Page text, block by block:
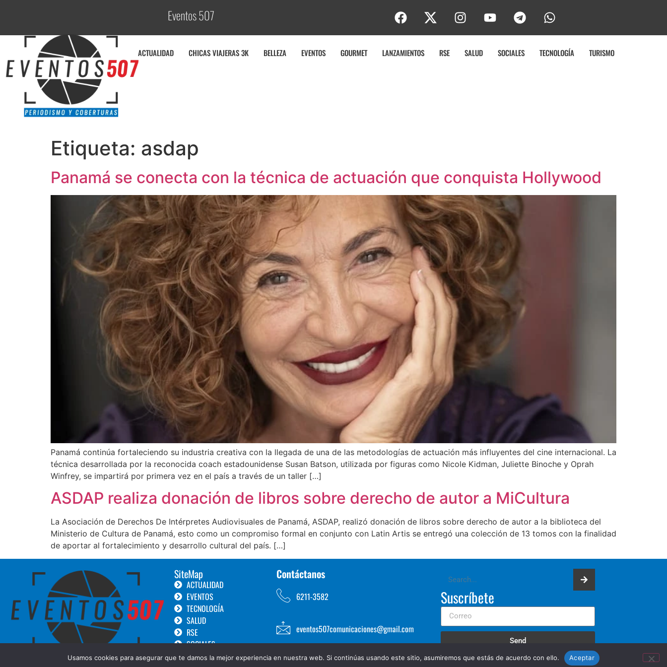
Eventos 507C
ACTUALIDAD CHICAS VIAJERAS 3K BELLEZA EVENTOS GOURMET LANZAMIENTOS RSE SALUD SOCIALES TECNOLOGÍA TURISMO
Etiqueta: asdap
Panamá se conecta con la técnica de actuación que conquista Hollywood
Panamá continúa fortaleciendo su industria creativa con la llegada de una de las metodologías de actuación más influyentes del cine internacional. La
técnica desarrollada por la reconocida coach estadounidense Susan Batson, utilizada por figuras como Nicole Kidman, Juliette Binoche y Oprah
Winfrey, se impartirá por primera vez en el país a través de un taller […]
ASDAP realiza donación de libros sobre derecho de autor a MiCultura
La Asociación de Derechos De Intérpretes Audiovisuales de Panamá, ASDAP, realizó donación de libros sobre derecho de autor a la biblioteca del
Ministerio de Cultura de Panamá, esto como un compromiso formal en conjunto con Latin Artis se entregó una colección de 13 tomos con la finalidad
de aportar al fortalecimiento y desarrollo cultural del país. […]
SiteMap
ACTUALIDAD
EVENTOS
TECNOLOGÍA
SALUD
RSE
SOCIALES
TURISMO
Contáctanos
6211-3582
eventos507comunicaciones@gmail.com
Suscríbete
Send
Usamos cookies para asegurar que te damos la mejor experiencia en nuestra web. Si continúas usando este sitio, asumiremos que estás de acuerdo con ello. Aceptar